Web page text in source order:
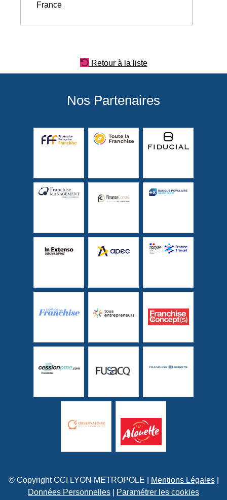
France
Retour à la liste
Nos Partenaires
© Copyright CCI LYON METROPOLE | Mentions Légales|
Données Personnelles
Paramétrer les cookies